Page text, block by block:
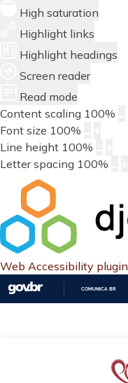
High saturation
Highlight links
Highlight headings
Screen reader
Read mode
Content scaling 100%
Font size 100%
Line height 100%
Letter spacing 100%
Web Accessibility plugin
COMUNICA BR